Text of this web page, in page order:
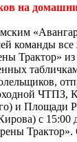
на
команды
Трактор» из
ЧТПЗ,
и Площади
с 15:00
Трактор».